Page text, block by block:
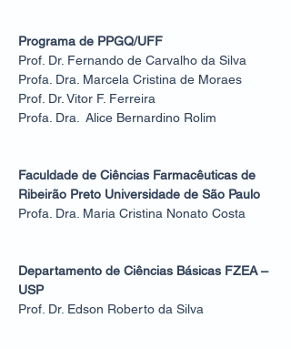
Programa de PPGQ/UFF
Prof. Dr. Fernando de Carvalho da Silva
Profa. Dra. Marcela Cristina de Moraes
Prof. Dr. Vitor F. Ferreira
Profa. Dra. Alice Bernardino Rolim
Faculdade de Ciências Farmacêuticas de
Ribeirão Preto Universidade de São Paulo
Profa. Dra. Maria Cristina Nonato Costa
Departamento de Ciências Básicas FZEA –
USP
Prof. Dr. Edson Roberto da Silva